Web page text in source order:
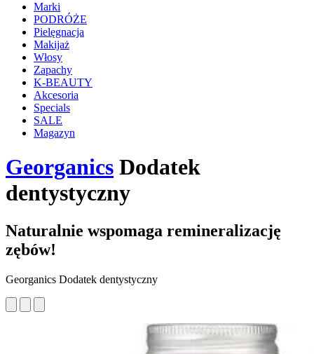
Marki
PODRÓŻE
Pielęgnacja
Makijaż
Włosy
Zapachy
K-BEAUTY
Akcesoria
Specials
SALE
Magazyn
Georganics Dodatek
dentystyczny
Naturalnie wspomaga remineralizację
zębów!
Georganics Dodatek dentystyczny